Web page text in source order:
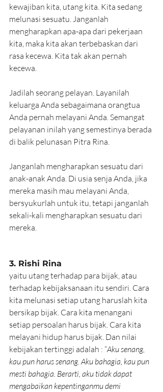
kewajiban kita, utang kita. Kita sedang
melunasi sesuatu. Janganlah
mengharapkan apa-apa dari pekerjaan
kita, maka kita akan terbebaskan dari
rasa kecewa. Kita tak akan pernah
kecewa.
Jadilah seorang pelayan. Layanilah
keluarga Anda sebagaimana orangtua
Anda pernah melayani Anda. Semangat
pelayanan inilah yang semestinya berada
di balik pelunasan Pitra Rina.
Janganlah mengharapkan sesuatu dari
anak-anak Anda. Di usia senja Anda, jika
mereka masih mau melayani Anda,
bersyukurlah untuk itu, tetapi janganlah
sekali-kali mengharapkan sesuatu dari
mereka.
3. Rishi Rina
yaitu utang terhadap para bijak, atau
terhadap kebijaksanaan itu sendiri. Cara
kita melunasi setiap utang haruslah kita
bersikap bijak. Cara kita menangani
setiap persoalan harus bijak. Cara kita
melayani hidup harus bijak. Dan nilai
kebijakan tertinggi adalah : “Aku senang,
kau pun harus senang. Aku bahagia, kau pun
mesti bahagia. Berarti, aku tidak dapat
mengabaikan kepentinganmu demi